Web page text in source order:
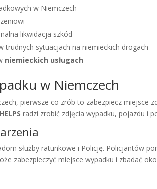
w Niemczech
likwidacja szkód
trudnych sytuacjach na niemieckich drogach
niemieckich usługach
w Niemczech
pierwsze co zrób to zabezpiecz miejsce
radzi zrobić zdjęcia wypadku, pojazdu i
służby ratunkowe i Policję. Policjantów
zabezpieczyć miejsce wypadku i zbadać